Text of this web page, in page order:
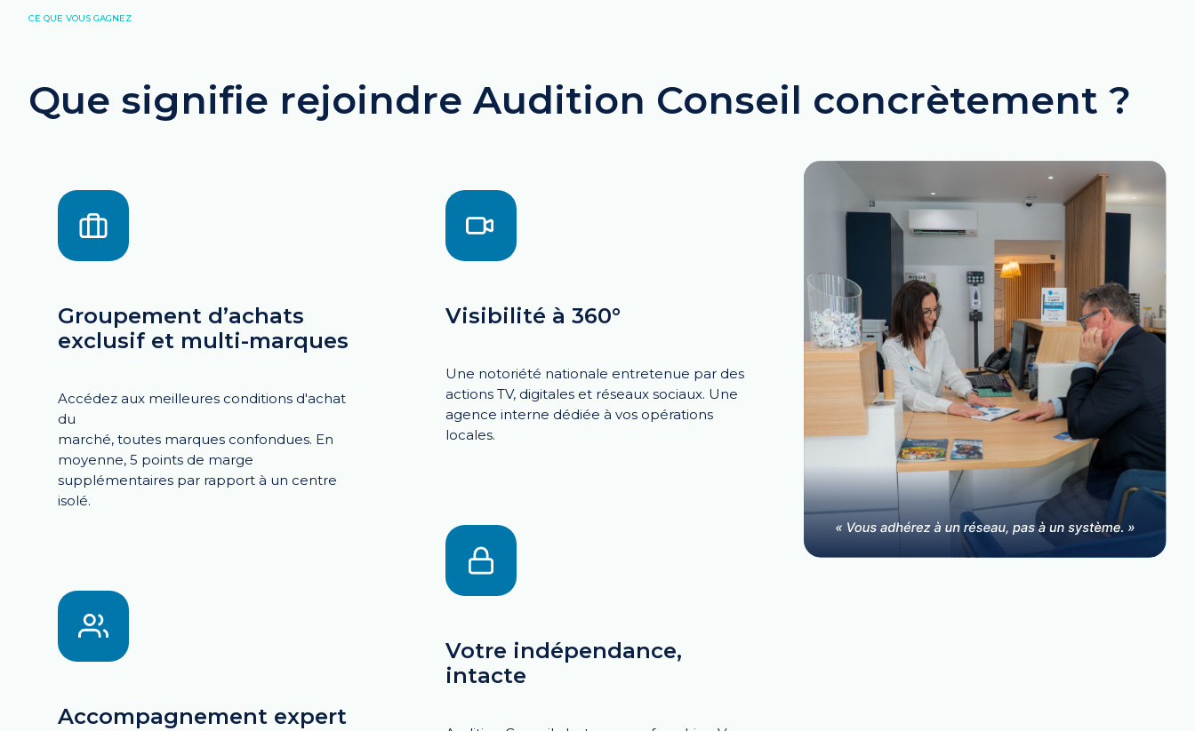
CE QUE VOUS GAGNEZ
Que signifie rejoindre Audition Conseil concrètement ?
Groupement d’achats
exclusif et multi-marques
Accédez aux meilleures conditions d'achat
du
marché, toutes marques confondues. En
moyenne, 5 points de marge
supplémentaires par rapport à un centre
isolé.
Accompagnement expert
Visibilité à 360°
Une notoriété nationale entretenue par des
actions TV, digitales et réseaux sociaux. Une
agence interne dédiée à vos opérations
locales.
Votre indépendance,
intacte